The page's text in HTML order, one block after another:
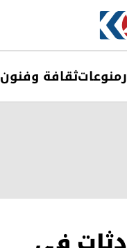
منوعاتثقافة وفنون